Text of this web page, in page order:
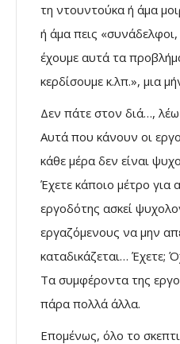
τη ντουντούκα ή άμα
ή άμα πεις «συνάδελφοι,
έχουμε αυτά τα
κερδίσουμε κ.λπ.», μια
Δεν πάτε στον διά…,
Αυτά που κάνουν οι
κάθε μέρα δεν είναι
Έχετε κάποιο μέτρο για
εργοδότης ασκεί
εργαζόμενους να μην
καταδικάζεται… Έχετε;
Τα συμφέροντα της
πάρα πολλά άλλα.
Επομένως, όλο το